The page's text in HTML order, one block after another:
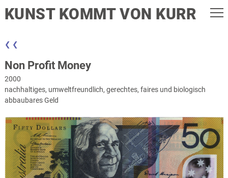
KUNST KOMMT VON KURR
❮ ❮
Non Profit Money
2000
nachhaltiges, umweltfreundlich, gerechtes, faires und biologisch
abbaubares Geld